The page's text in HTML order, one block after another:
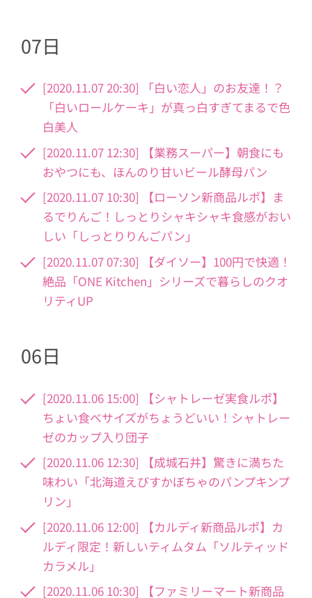
07日
[2020.11.07 20:30] 「白い恋人」のお友達！？
「白いロールケーキ」が真っ白すぎてまるで色
白美人
[2020.11.07 12:30] 【業務スーパー】朝食にも
おやつにも、ほんのり甘いビール酵母パン
[2020.11.07 10:30] 【ローソン新商品ルポ】ま
るでりんご！しっとりシャキシャキ食感がおい
しい「しっとりりんごパン」
[2020.11.07 07:30] 【ダイソー】100円で快適！
絶品「ONE Kitchen」シリーズで暮らしのクオ
リティUP
06日
[2020.11.06 15:00] 【シャトレーゼ実食ルポ】
ちょい食べサイズがちょうどいい！シャトレー
ゼのカップ入り団子
[2020.11.06 12:30] 【成城石井】驚きに満ちた
味わい「北海道えびすかぼちゃのパンプキンプ
リン」
[2020.11.06 12:00] 【カルディ新商品ルポ】カ
ルディ限定！新しいティムタム「ソルティッド
カラメル」
[2020.11.06 10:30] 【ファミリーマート新商品